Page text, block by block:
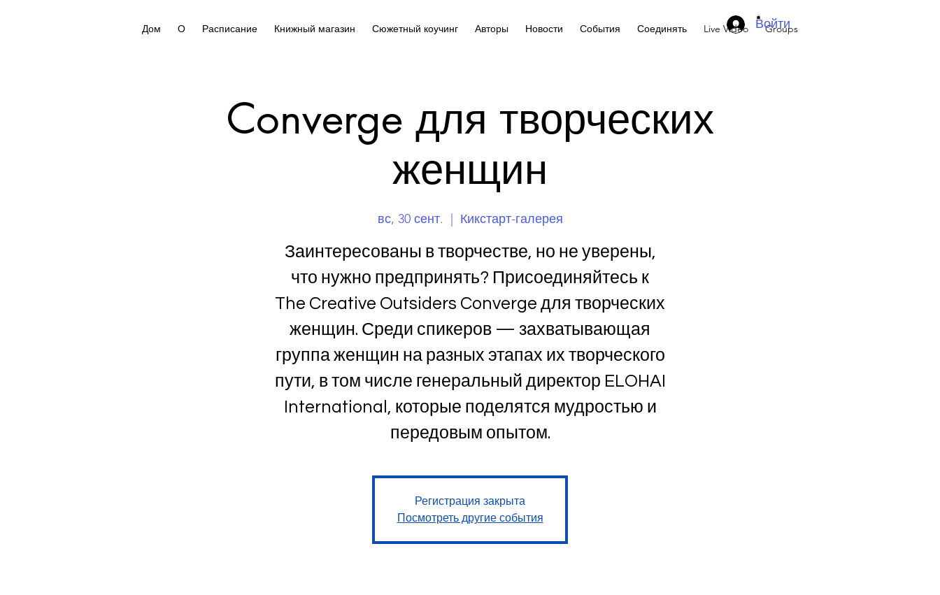
Дом О Расписание Книжный магазин Сюжетный коучинг Авторы Новости События Соединять Live Video Groups
Войти
Converge для творческих
женщин
вс, 30 сент. Кикстарт-галерея
Заинтересованы в творчестве, но не уверены,
что нужно предпринять? Присоединяйтесь к
The Creative Outsiders Converge для творческих
женщин. Среди спикеров — захватывающая
группа женщин на разных этапах их творческого
пути, в том числе генеральный директор ELOHAI
International, которые поделятся мудростью и
передовым опытом.
Регистрация закрыта
Посмотреть другие события